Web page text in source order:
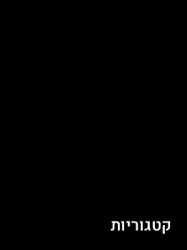
קטגוריות